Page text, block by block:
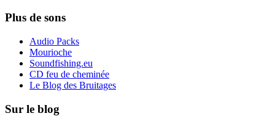
Plus de sons
Audio Packs
Mourioche
Soundfishing.eu
CD feu de cheminée
Le Blog des Bruitages
Sur le blog